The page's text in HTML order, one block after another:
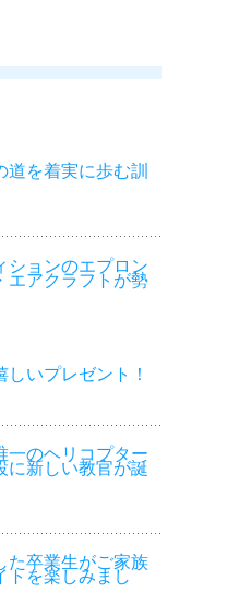
道を着実に歩む訓
ションのエプロン
エアクラフトが勢
いプレゼント！
のヘリコプター
に新しい教官が誕
た卒業生がご家族
トを楽しみまし